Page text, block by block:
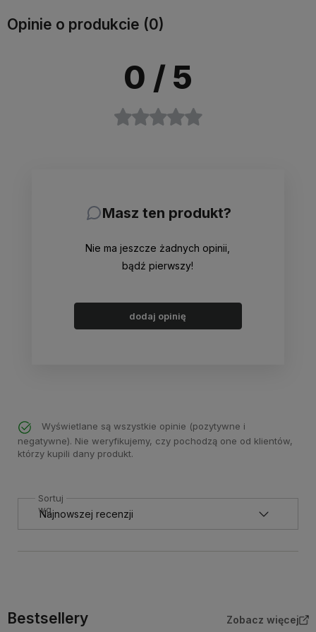
Opinie o produkcie (0)
0 / 5
Masz ten produkt?
Nie ma jeszcze żadnych opinii,
bądź pierwszy!
dodaj opinię
Wyświetlane są wszystkie opinie (pozytywne i
negatywne). Nie weryfikujemy, czy pochodzą one od klientów,
którzy kupili dany produkt.
Sortuj
wg
Bestsellery Zobacz więcej